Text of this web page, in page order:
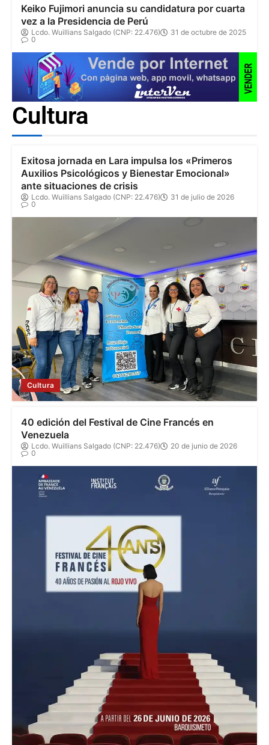
Keiko Fujimori anuncia su candidatura por cuarta
vez a la Presidencia de Perú
Lcdo. Wuillians Salgado (CNP: 22.476)
31 de octubre de 2025
0
Cultura
Cultura
Exitosa jornada en Lara impulsa los «Primeros
Auxilios Psicológicos y Bienestar Emocional»
ante situaciones de crisis
Lcdo. Wuillians Salgado (CNP: 22.476)
31 de julio de 2026
0
40 edición del Festival de Cine Francés en
Venezuela
Lcdo. Wuillians Salgado (CNP: 22.476)
20 de junio de 2026
0